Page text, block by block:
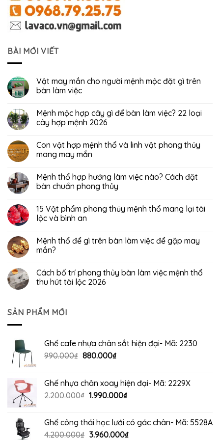
BÀI MỚI VIẾT
Vật may mắn cho người mệnh mộc đặt gì trên
bàn làm việc
Mệnh mộc hợp cây gì để bàn làm việc? 22 loại
cây hợp mệnh 2026
Con vật hợp mệnh thổ và linh vật phong thủy
mang may mắn
Mệnh thổ hợp hướng làm việc nào? Cách đặt
bàn chuẩn phong thủy
15 Vật phẩm phong thủy mệnh thổ mang lại tài
lộc và bình an
Mệnh thổ để gì trên bàn làm việc để gặp may
mắn?
Cách bố trí phong thủy bàn làm việc mệnh thổ
thu hút tài lộc 2026
SẢN PHẨM MỚI
Ghế cafe nhựa chân sắt hiện đại- Mã: 2230
990.000₫ Giá
990.000₫.
880.000₫Giá
là:
880.000₫.
Ghế nhựa chân xoay hiện đại- Mã: 2229X
2.200.000₫ Giá
2.200.000₫.
1.990.000₫Giá
là:
1.990.000₫.
Ghế công thái học lưới có gác chân- Mã: 5528A
4.200.000₫ Giá
3.960.000₫Giá